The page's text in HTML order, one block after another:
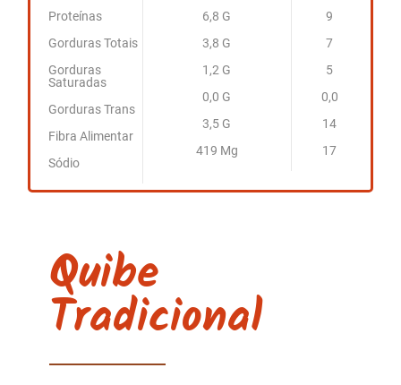
Proteínas
Gorduras Totais
Gorduras
Saturadas
Gorduras Trans
Fibra Alimentar
Sódio
6,8 G
3,8 G
1,2 G
0,0 G
3,5 G
419 Mg
9
7
5
0,0
14
17
Quibe
Tradicional